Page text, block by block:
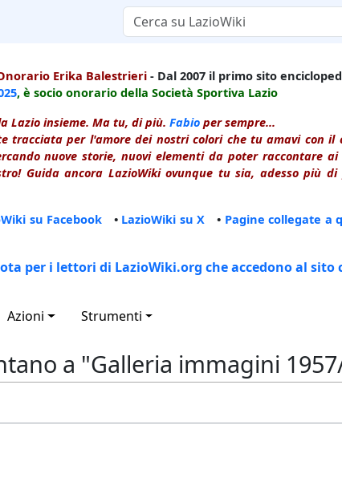
Erika Balestrieri - Dal 2007 il primo sito
, è socio onorario della Società Sportiva Lazio
Lazio insieme. Ma tu, di più. Fabio per sempre...
tracciata per l'amore dei nostri colori che tu amavi con
nuove storie, nuovi elementi da poter raccontare
Guida ancora LazioWiki ovunque tu sia, adesso più
su Facebook • LazioWiki su X • Pagine collegate a
per i lettori di LazioWiki.org che accedono al sito
Azioni Strumenti
a "Galleria immagini